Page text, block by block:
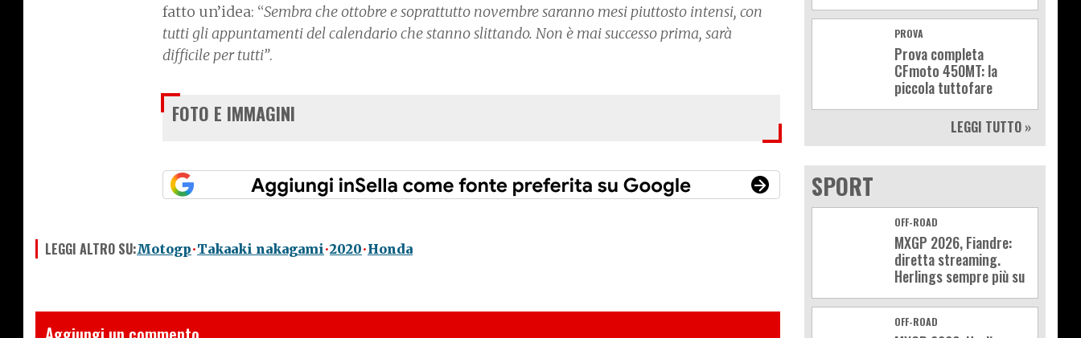
fatto un’idea: “Sembra che ottobre e soprattutto novembre saranno mesi piuttosto intensi, con
tutti gli appuntamenti del calendario che stanno slittando. Non è mai successo prima, sarà
difficile per tutti”.
FOTO E IMMAGINI
LEGGI ALTRO SU:Motogp Takaaki nakagami 2020 Honda
PROVA
Prova completa
CFmoto 450MT: la
piccola tuttofare
LEGGI TUTTO »
SPORT
OFF-ROAD
MXGP 2026, Fiandre:
diretta streaming.
Herlings sempre più su
OFF-ROAD